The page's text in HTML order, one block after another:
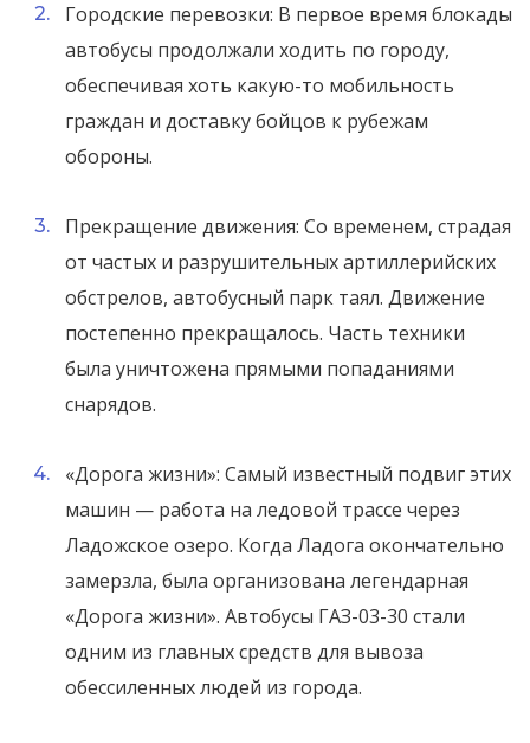
Городские перевозки: В первое время блокады
автобусы продолжали ходить по городу,
обеспечивая хоть какую-то мобильность
граждан и доставку бойцов к рубежам
обороны.
Прекращение движения: Со временем, страдая
от частых и разрушительных артиллерийских
обстрелов, автобусный парк таял. Движение
постепенно прекращалось. Часть техники
была уничтожена прямыми попаданиями
снарядов.
«Дорога жизни»: Самый известный подвиг этих
машин — работа на ледовой трассе через
Ладожское озеро. Когда Ладога окончательно
замерзла, была организована легендарная
«Дорога жизни». Автобусы ГАЗ-03-30 стали
одним из главных средств для вывоза
обессиленных людей из города.